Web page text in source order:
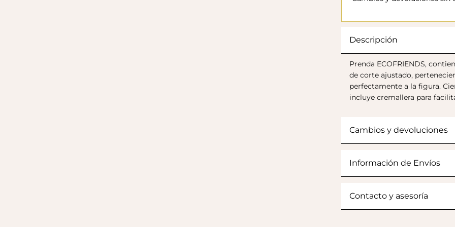
Descripción
Prenda ECOFRIENDS,
de corte ajustado,
perfectamente a la figura.
incluye cremallera para
Cambios y devoluciones
Información de Envíos
Contacto y asesoría